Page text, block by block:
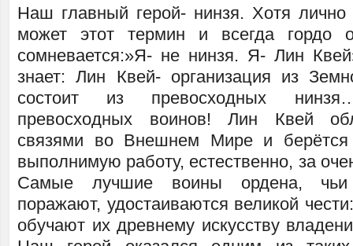
Наш главный герой- нинзя. Хотя лично
может этот термин и всегда гордо
сомневается:»Я- не нинзя. Я- Лин
знает: Лин Квей- организация из
состоит из превосходных
превосходных воинов! Лин Квей
связями во Внешнем Мире и
выполнимую работу, естественно, за
Самые лучшие воины ордена, чьи
поражают, удостаиваются великой
обучают их древнему искусству